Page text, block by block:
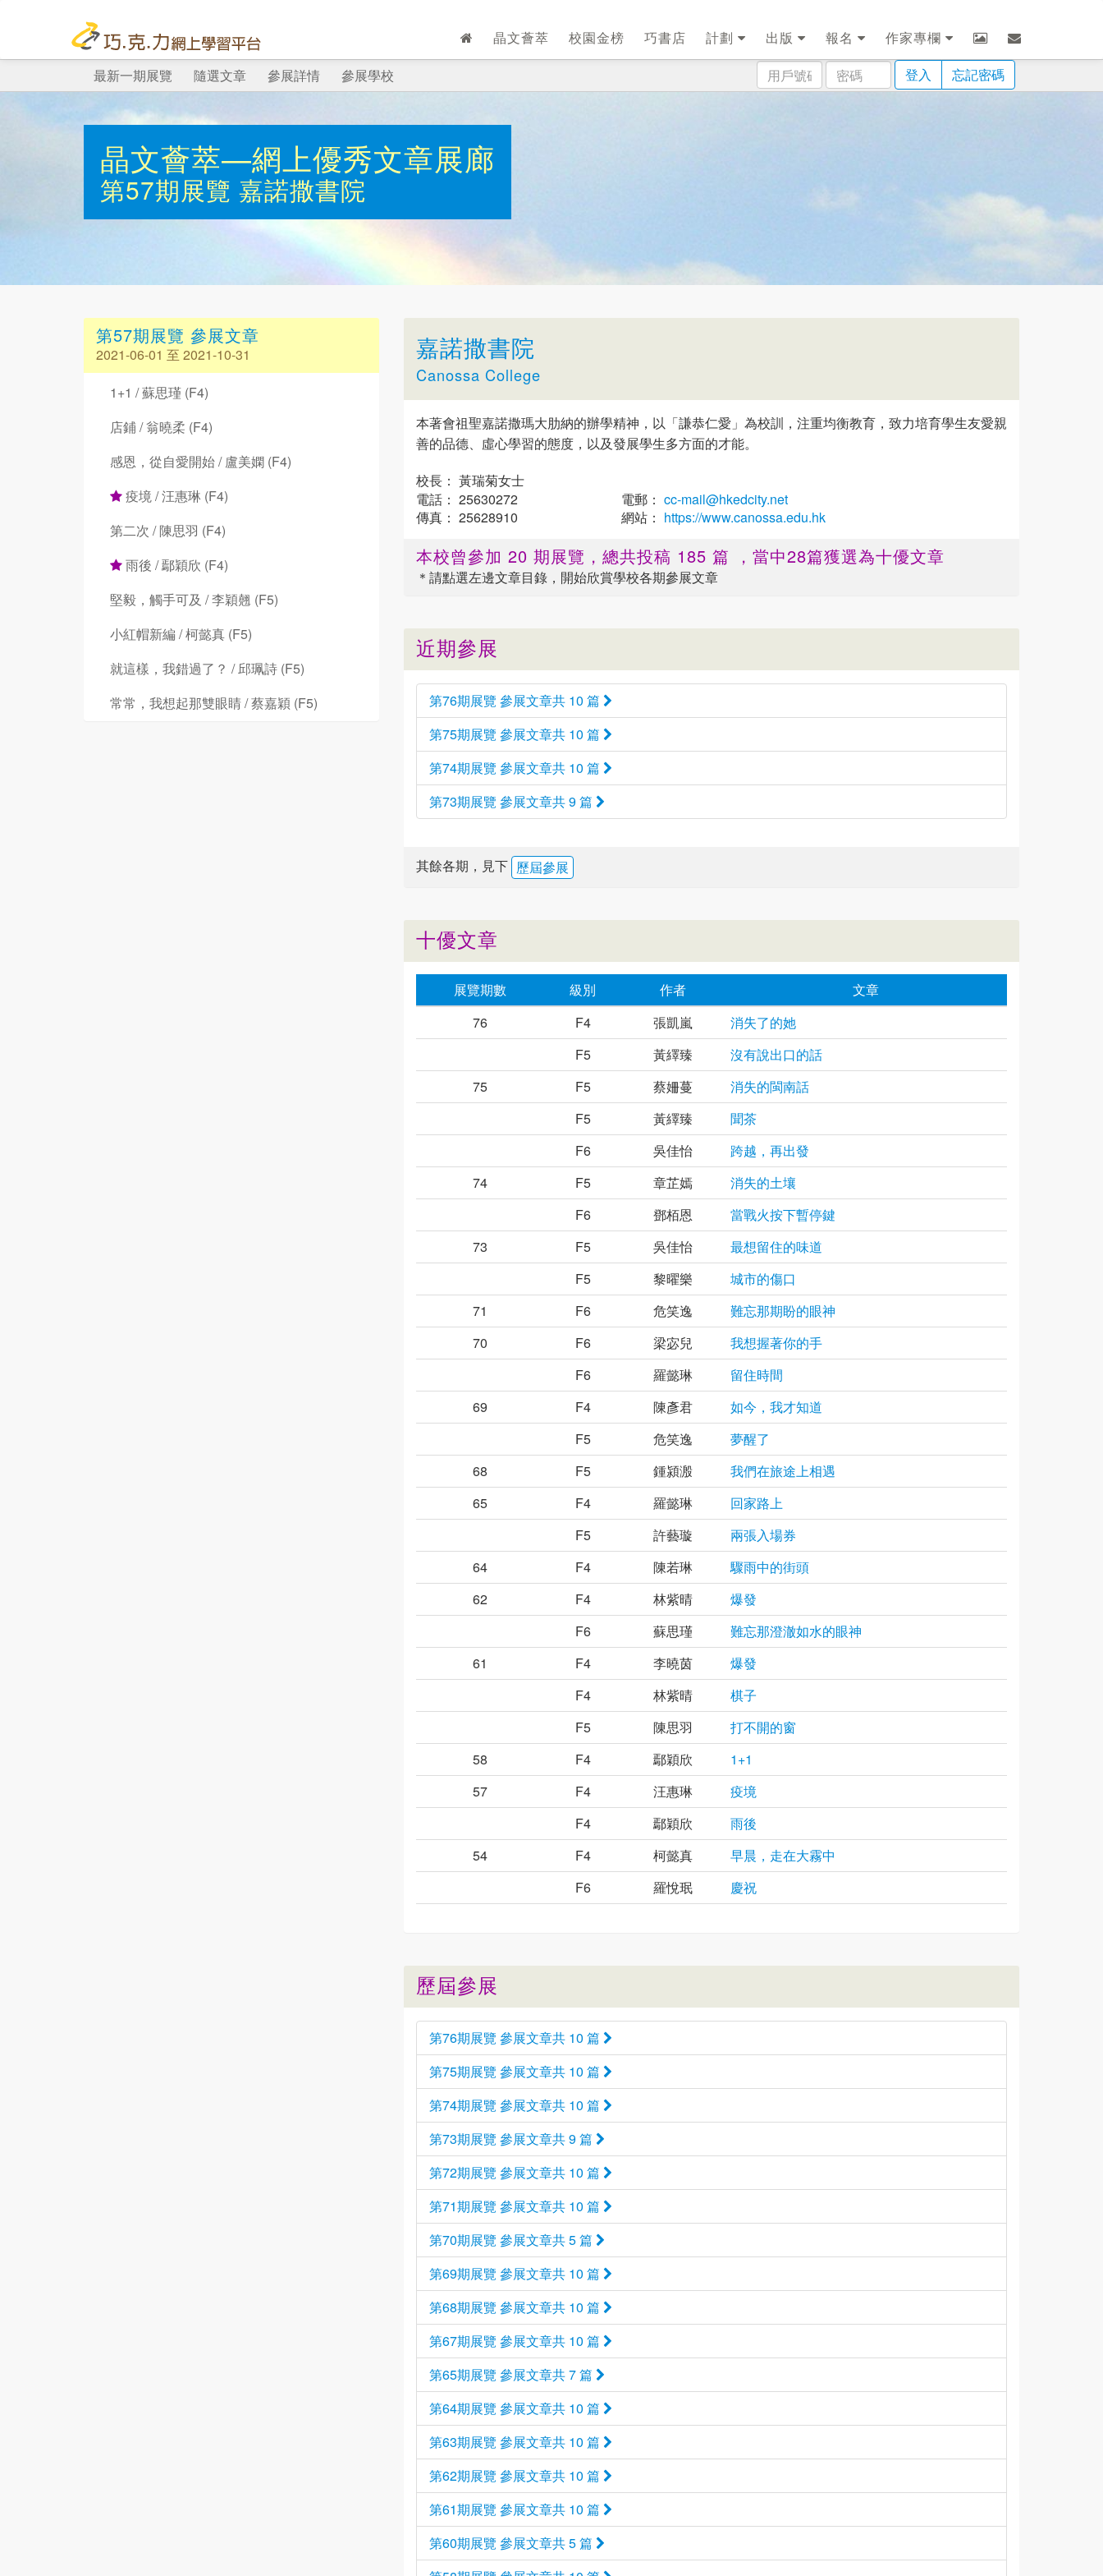
晶文薈萃 校園金榜 巧書店 計劃 出版 報名
作家專欄
用
戶
密
碼
登入 忘記密碼
最新一期展覽 隨選文章 參展詳情 參展學校
晶文薈萃—網上優秀文章展廊
第57期展覽 嘉諾撒書院
第57期展覽 參展文章
2021-06-01 至 2021-10-31
1+1 / 蘇思瑾 (F4)
店鋪 / 翁曉柔 (F4)
感恩，從自愛開始 / 盧美嫻 (F4)
疫境 / 汪惠琳 (F4)
第二次 / 陳思羽 (F4)
雨後 / 鄢穎欣 (F4)
堅毅，觸手可及 / 李穎翹 (F5)
小紅帽新編 / 柯懿真 (F5)
就這樣，我錯過了？ / 邱珮詩 (F5)
常常，我想起那雙眼睛 / 蔡嘉穎 (F5)
嘉諾撒書院
Canossa College
本著會祖聖嘉諾撒瑪大肋納的辦學精神，以「謙恭仁愛」為校訓，注重均衡教育，致力培育學生友愛親
善的品德、虛心學習的態度，以及發展學生多方面的才能。
校長： 黃瑞菊女士
電話： 25630272
傳真： 25628910
電郵： cc-mail@hkedcity.net
網站： https://www.canossa.edu.hk
本校曾參加 20 期展覽，總共投稿 185 篇 ，當中28篇獲選為十優文章
＊請點選左邊文章目錄，開始欣賞學校各期參展文章
近期參展
第76期展覽 參展文章共 10 篇
第75期展覽 參展文章共 10 篇
第74期展覽 參展文章共 10 篇
第73期展覽 參展文章共 9 篇
其餘各期，見下 歷屆參展
十優文章
展覽期數 級別 作者
文章
76
F4 張凱嵐
消失了的她
F5
黃繹臻
沒有說出口的話
75
F5 蔡姍蔓
消失的閩南話
F5
黃繹臻
聞茶
F6
吳佳怡
跨越，再出發
74
F5 章芷嫣
消失的土壤
F6
鄧栢恩
當戰火按下暫停鍵
73
F5 吳佳怡
最想留住的味道
F5
黎曜樂
城市的傷口
71
F6 危笑逸
難忘那期盼的眼神
70
F6 梁宓兒
我想握著你的手
F6
羅懿琳
留住時間
69
F4 陳彥君
如今，我才知道
F5
危笑逸
夢醒了
68
F5 鍾潁溵
我們在旅途上相遇
65
F4 羅懿琳
回家路上
F5
許藝璇
兩張入場券
64
F4 陳若琳
驟雨中的街頭
62
F4 林紫晴
爆發
F6
蘇思瑾
難忘那澄澈如水的眼神
61
F4 李曉茵
爆發
F4
林紫晴
棋子
F5
陳思羽
打不開的窗
58
F4 鄢穎欣
1+1
57
F4 汪惠琳
疫境
F4
鄢穎欣
雨後
54
F4 柯懿真
早晨，走在大霧中
F6
羅悅珉 慶祝
歷屆參展
第76期展覽 參展文章共 10 篇
第75期展覽 參展文章共 10 篇
第74期展覽 參展文章共 10 篇
第73期展覽 參展文章共 9 篇
第72期展覽 參展文章共 10 篇
第71期展覽 參展文章共 10 篇
第70期展覽 參展文章共 5 篇
第69期展覽 參展文章共 10 篇
第68期展覽 參展文章共 10 篇
第67期展覽 參展文章共 10 篇
第65期展覽 參展文章共 7 篇
第64期展覽 參展文章共 10 篇
第63期展覽 參展文章共 10 篇
第62期展覽 參展文章共 10 篇
第61期展覽 參展文章共 10 篇
第60期展覽 參展文章共 5 篇